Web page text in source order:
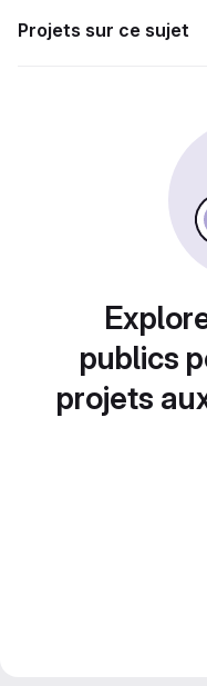
Projets sur ce sujet
publics
projets